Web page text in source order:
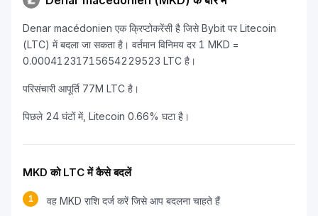
Denar macédonien एक क्रिप्टोकरेंसी है जिसे Bybit पर Litecoin
(LTC) में बदला जा सकता है। वर्तमान विनिमय दर 1 MKD =
0.00041231715654229523 LTC है।
परिसंचारी आपूर्ति 77M LTC है।
पिछले 24 घंटों में, Litecoin 0.66% घटा है।
MKD को LTC में कैसे बदलें
1 वह MKD राशि दर्ज करें जिसे आप बदलना चाहते हैं